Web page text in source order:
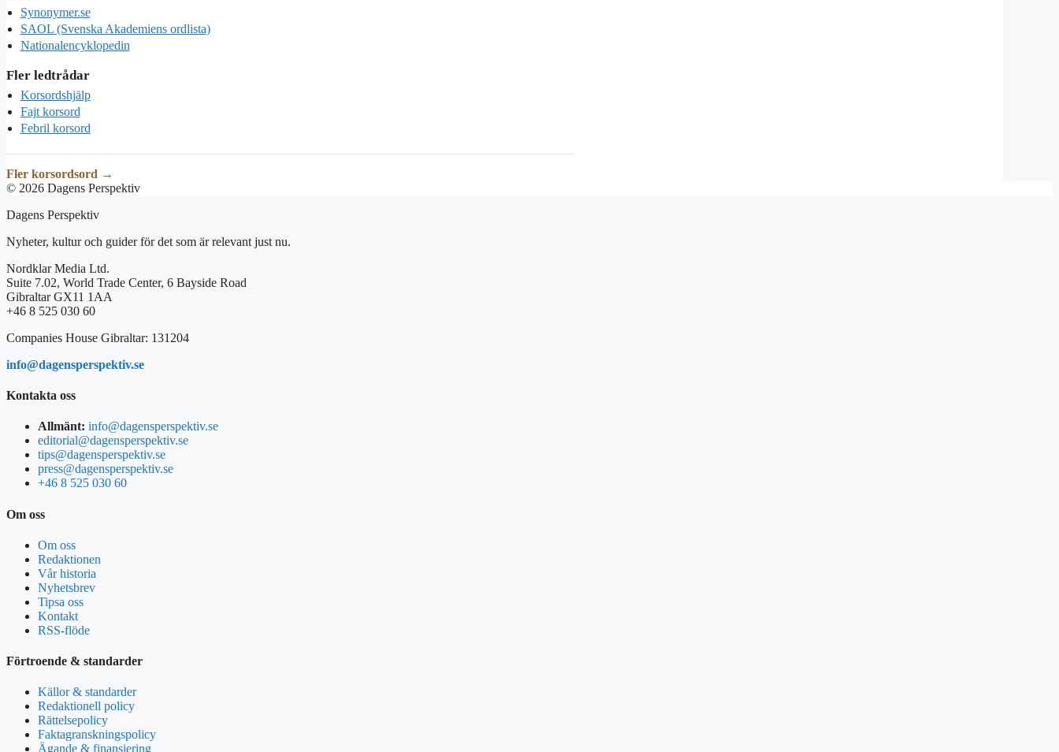
Synonymer.se
SAOL (Svenska Akademiens ordlista)
Nationalencyklopedin
Fler ledtrådar
Korsordshjälp
Fajt korsord
Febril korsord
Fler korsordsord →
© 2026 Dagens Perspektiv
Dagens Perspektiv
Nyheter, kultur och guider för det som är relevant just nu.
Nordklar Media Ltd.
Suite 7.02, World Trade Center, 6 Bayside Road
Gibraltar GX11 1AA
+46 8 525 030 60
Companies House Gibraltar: 131204
info@dagensperspektiv.se
Kontakta oss
Allmänt: info@dagensperspektiv.se
editorial@dagensperspektiv.se
tips@dagensperspektiv.se
press@dagensperspektiv.se
+46 8 525 030 60
Om oss
Om oss
Redaktionen
Vår historia
Nyhetsbrev
Tipsa oss
Kontakt
RSS-flöde
Förtroende & standarder
Källor & standarder
Redaktionell policy
Rättelsepolicy
Faktagranskningspolicy
Ägande & finansiering